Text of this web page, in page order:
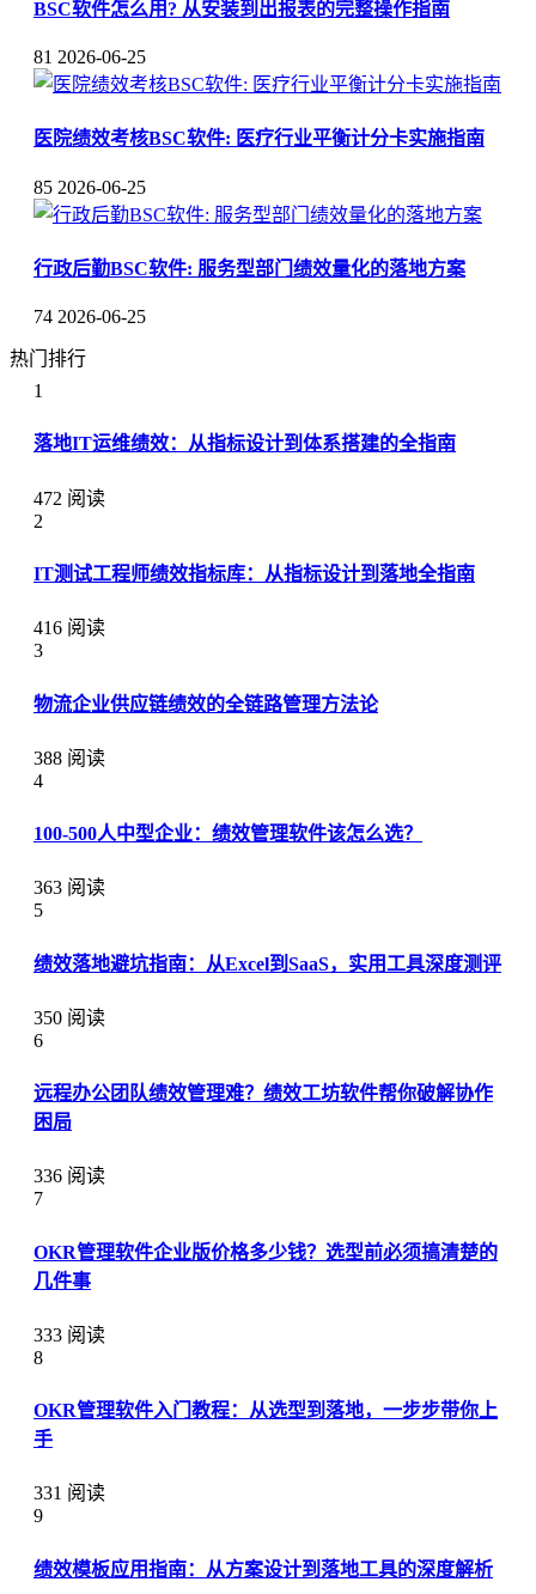
BSC软件怎么用? 从安装到出报表的完整操作指南
81 2026-06-25
医院绩效考核BSC软件: 医疗行业平衡计分卡实施指南
85 2026-06-25
行政后勤BSC软件: 服务型部门绩效量化的落地方案
74 2026-06-25
热门排行
1
落地IT运维绩效：从指标设计到体系搭建的全指南
472 阅读
2
IT测试工程师绩效指标库：从指标设计到落地全指南
416 阅读
3
物流企业供应链绩效的全链路管理方法论
388 阅读
4
100-500人中型企业：绩效管理软件该怎么选？
363 阅读
5
绩效落地避坑指南：从Excel到SaaS，实用工具深度测评
350 阅读
6
远程办公团队绩效管理难？绩效工坊软件帮你破解协作
困局
336 阅读
7
OKR管理软件企业版价格多少钱？选型前必须搞清楚的
几件事
333 阅读
8
OKR管理软件入门教程：从选型到落地，一步步带你上
手
331 阅读
9
绩效模板应用指南：从方案设计到落地工具的深度解析